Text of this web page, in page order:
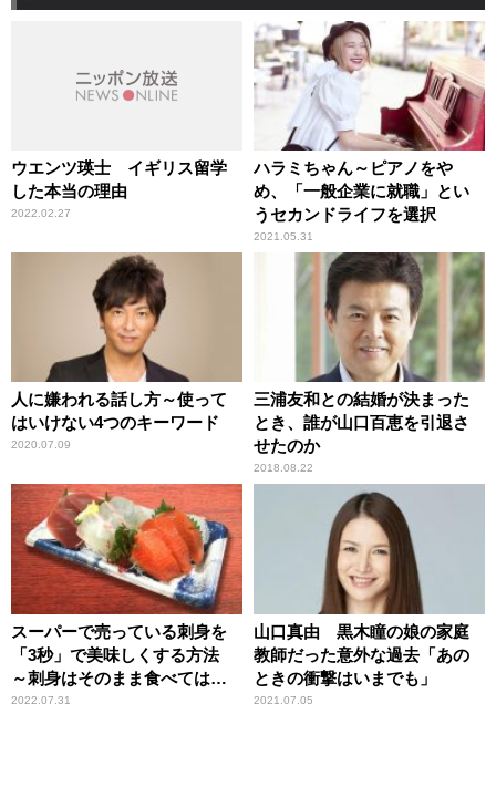
ウエンツ瑛士 イギリス留学
した本当の理由
2022.02.27
ハラミちゃん～ピアノをや
め、「一般企業に就職」とい
うセカンドライフを選択
2021.05.31
人に嫌われる話し方～使って
はいけない4つのキーワード
2020.07.09
三浦友和との結婚が決まった
とき、誰が山口百恵を引退さ
せたのか
2018.08.22
スーパーで売っている刺身を
「3秒」で美味しくする方法
～刺身はそのまま食べてはい
けない
2022.07.31
山口真由 黒木瞳の娘の家庭
教師だった意外な過去「あの
ときの衝撃はいまでも」
2021.07.05